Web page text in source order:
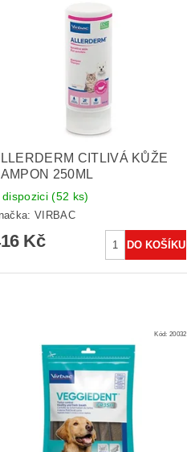
CITLIVÁ KŮŽE
250ML
dispozici(52 ks)
VIRBAC
Kč
Kód: 20032